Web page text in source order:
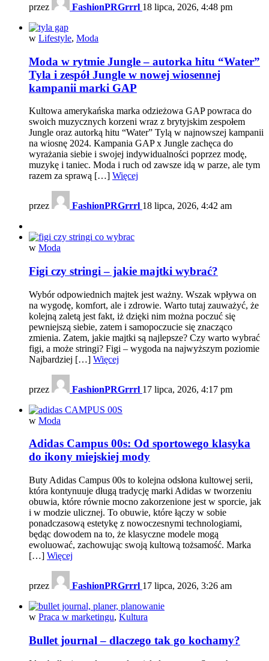
przez FashionPRGrrrl 18 lipca, 2026, 4:48 pm
w Lifestyle, Moda
Moda w rytmie Jungle – autorka hitu “Water”
Tyla i zespół Jungle w nowej wiosennej
kampanii marki GAP
Kultowa amerykańska marka odzieżowa GAP powraca do
swoich muzycznych korzeni wraz z brytyjskim zespołem
Jungle oraz autorką hitu “Water” Tylą w najnowszej kampanii
na wiosnę 2024. Kampania GAP x Jungle zachęca do
wyrażania siebie i swojej indywidualności poprzez modę,
muzykę i taniec. Moda i ruch od zawsze idą w parze, ale tym
razem za sprawą […] Więcej
przez FashionPRGrrrl 18 lipca, 2026, 4:42 am
w Moda
Figi czy stringi – jakie majtki wybrać?
Wybór odpowiednich majtek jest ważny. Wszak wpływa on
na wygodę, komfort, ale i zdrowie. Warto tutaj zauważyć, że
kolejną zaletą jest fakt, iż dzięki nim można poczuć się
pewniejszą siebie, zatem i samopoczucie się znacząco
zmienia. Zatem, jakie majtki są najlepsze? Czy warto wybrać
figi, a może stringi? Figi – wygoda na najwyższym poziomie
Najbardziej […] Więcej
przez FashionPRGrrrl 17 lipca, 2026, 4:17 pm
w Moda
Adidas Campus 00s: Od sportowego klasyka
do ikony miejskiej mody
Buty Adidas Campus 00s to kolejna odsłona kultowej serii,
która kontynuuje długą tradycję marki Adidas w tworzeniu
obuwia, które równie mocno zakorzenione jest w sporcie, jak
i w modzie ulicznej. To obuwie, które łączy w sobie
ponadczasową estetykę z nowoczesnymi technologiami,
będąc dowodem na to, że klasyczne modele mogą
ewoluować, zachowując swoją kultową tożsamość. Marka
[…] Więcej
przez FashionPRGrrrl 17 lipca, 2026, 3:26 am
w Praca w marketingu, Kultura
Bullet journal – dlaczego tak go kochamy?